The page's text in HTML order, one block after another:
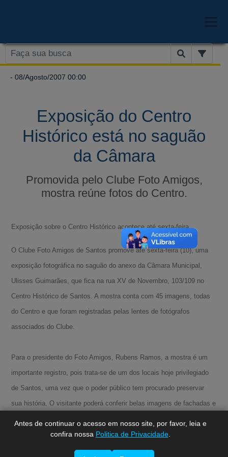
Antes de continuar o acesso em nosso site, por favor, leia e
confira nossa Politica de Privacidade.
- 08/Agosto/2007 00:00
Exposição do Centro
Histórico está no saguão
da Câmara
Promovida pelo Clube Foto Amigos,
mostra reúne fotos do Centro.
Exposição sobre o Centro Histórico acontece até sexta-feira
O Clube Foto Amigos de Santos promove até sexta-feira (10), uma
exposição fotográfica no saguão do anexo da Câmara Municipal,
Ulisses Guimarães, que fica na rua XV de Novembro, 103/109 no
Centro Histórico de Santos. A mostra conta com 45 imagens, todas
do Centro e que foram registradas pelas lentes de fotógrafos
associados do Clube.
Para o presidente do Foto Amigos, Rubens Ramos, a mostra é um
importante registro, pois trata-se de um dos locais hoje privilegiado
de Santos, uma vez que o poder público tem procurado preservar
sua história. O visitante poderá conferir belas imagens de fachadas e
A
A+